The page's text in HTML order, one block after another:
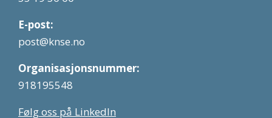
E-post:
post@knse.no
Organisasjonsnummer:
918195548
Følg oss på LinkedIn